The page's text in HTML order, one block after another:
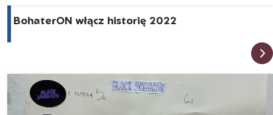
BohaterON włącz historię 2022